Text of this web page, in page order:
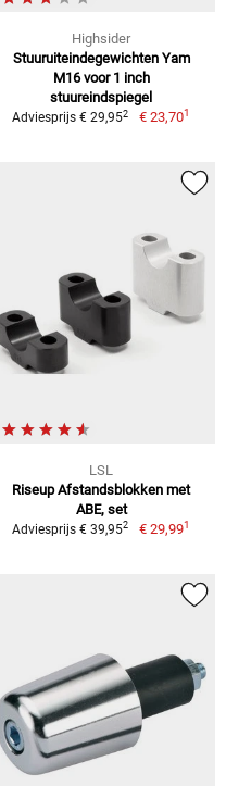
Highsider
Stuuruiteindegewichten Yam
M16 voor 1 inch
stuureindspiegel
Adviesprijs € 29,952 € 23,701
LSL
Riseup Afstandsblokken met
ABE, set
Adviesprijs € 39,952 € 29,991